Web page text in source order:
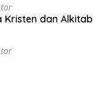
Kristen dan Alkitab